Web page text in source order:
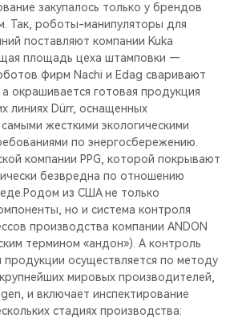
закупалось только у брендов
Так, роботы-манипуляторы для
поставляют компании Kuka
площадь цеха штамповки —
фирм Nachi и Edag сваривают
окрашивается готовая продукция
линиях Dürr, оснащенных
жесткими экологическими
по энергосбережению.
компании PPG, которой покрывают
безвредна по отношению
из США не только
но и система контроля
производства компании ANDON
термином «андон»). А контроль
продукции осуществляется по методу
мировых производителей,
и включает инспектирование
стадиях производства: